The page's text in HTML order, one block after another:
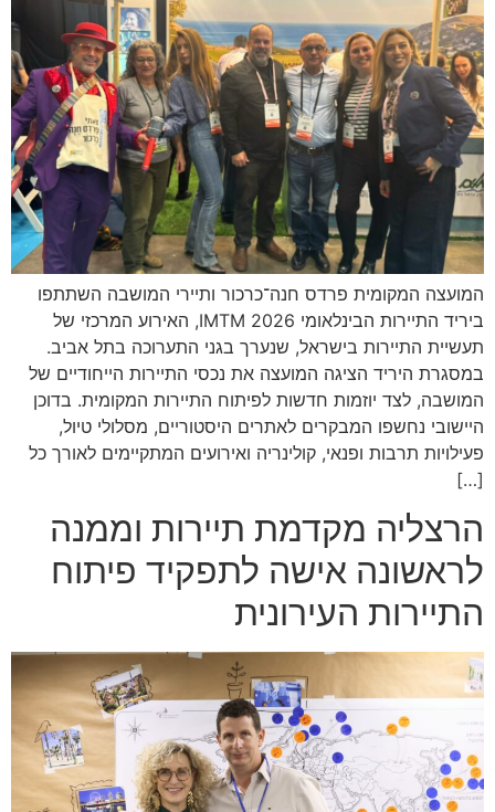
המועצה המקומית פרדס חנה־כרכור ותיירי המושבה השתתפו
ביריד התיירות הבינלאומי IMTM 2026, האירוע המרכזי של
תעשיית התיירות בישראל, שנערך בגני התערוכה בתל אביב.
במסגרת היריד הציגה המועצה את נכסי התיירות הייחודיים של
המושבה, לצד יוזמות חדשות לפיתוח התיירות המקומית. בדוכן
היישובי נחשפו המבקרים לאתרים היסטוריים, מסלולי טיול,
פעילויות תרבות ופנאי, קולינריה ואירועים המתקיימים לאורך כל
[…]
הרצליה מקדמת תיירות וממנה
לראשונה אישה לתפקיד פיתוח
התיירות העירונית